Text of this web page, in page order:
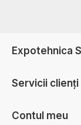
Expotehnica
Servicii clienți
Contul meu